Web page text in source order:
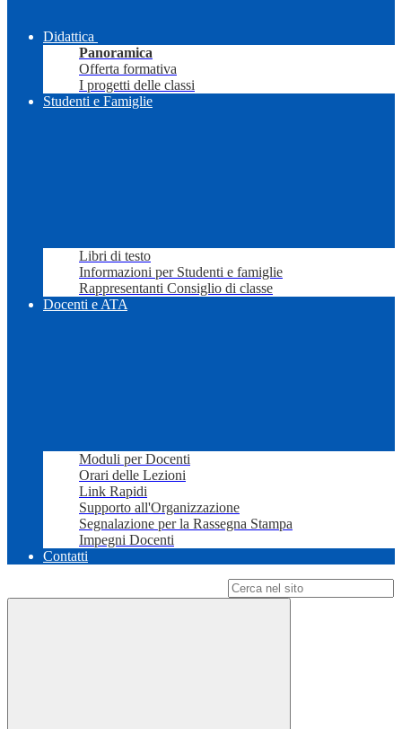
Didattica
Panoramica
Offerta formativa
I progetti delle classi
Studenti e Famiglie
Libri di testo
Informazioni per Studenti e famiglie
Rappresentanti Consiglio di classe
Docenti e ATA
Moduli per Docenti
Orari delle Lezioni
Link Rapidi
Supporto all'Organizzazione
Segnalazione per la Rassegna Stampa
Impegni Docenti
Contatti